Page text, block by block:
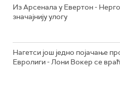
Из Арсенала у Евертон -
значајнију улогу
Нагетси још једно појачање
Евролиги - Лони Вокер се